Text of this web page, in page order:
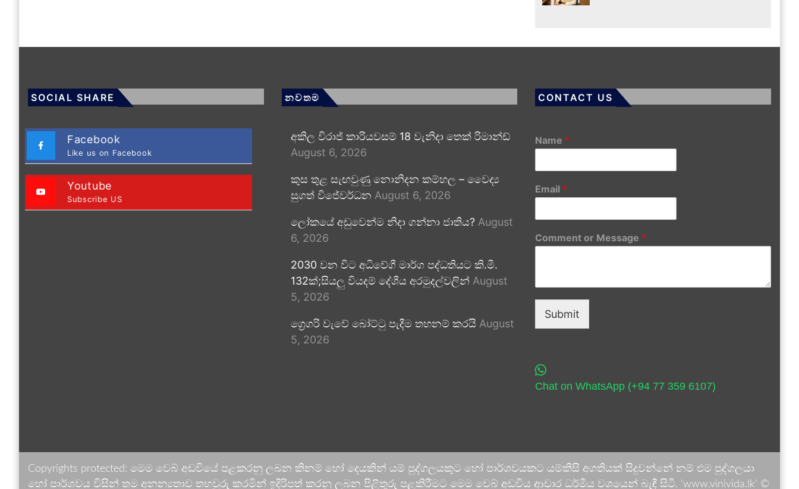
SOCIAL SHARE
Facebook
Like us on Facebook
Youtube
Subscribe US
නවතම
අකිල විරාජ් කාරියවසම් 18 වැනිදා තෙක් රිමාන්ඩ්
August 6, 2026
කුස තුළ සැඟවුණු නොනිදන කම්හල – වෛද්‍ය
සුගත් විජේවර්ධන August 6, 2026
ලෝකයේ අඩුවෙන්ම නිදා ගන්නා ජාතිය? August
6, 2026
2030 වන විට අධිවේගී මාර්ග පද්ධතියට කි.මී.
132ක්;සියලු වියදම් දේශීය අරමුදල්වලින් August
5, 2026
ග්‍රෙගරි වැවේ බෝට්ටු පැදීම තහනම් කරයි August
5, 2026
CONTACT US
Name *
Email *
Comment or Message *
Submit
Chat on WhatsApp (+94 77 359 6107)
Copyrights protected: මෙම වෙබ් අඩවියේ පළකරනු ලබන කිනම් හෝ දෙයකින් යම් පුද්ගලයකුට හෝ පාර්ශවයකට යම්කිසි අගතියක් සිදුවන්නේ නම් එම පුද්ගලයා
හෝ පාර්ශවය විසින් තම අනන්‍යතාව තහවුරු කරමින් ඉදිරිපත් කරනු ලබන පිළිතුරු පළකිරීමට මෙම වෙබ් අඩවිය ආචාර ධර්මීය වශයෙන් බැඳී සිටී. 'www.vinivida.lk' ©